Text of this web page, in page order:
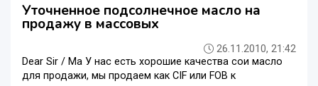
Уточненное подсолнечное масло на
продажу в массовых
26.11.2010, 21:42
Dear Sir / Ма У нас есть хорошие качества сои масло
для продажи, мы продаем как CIF или FOB к